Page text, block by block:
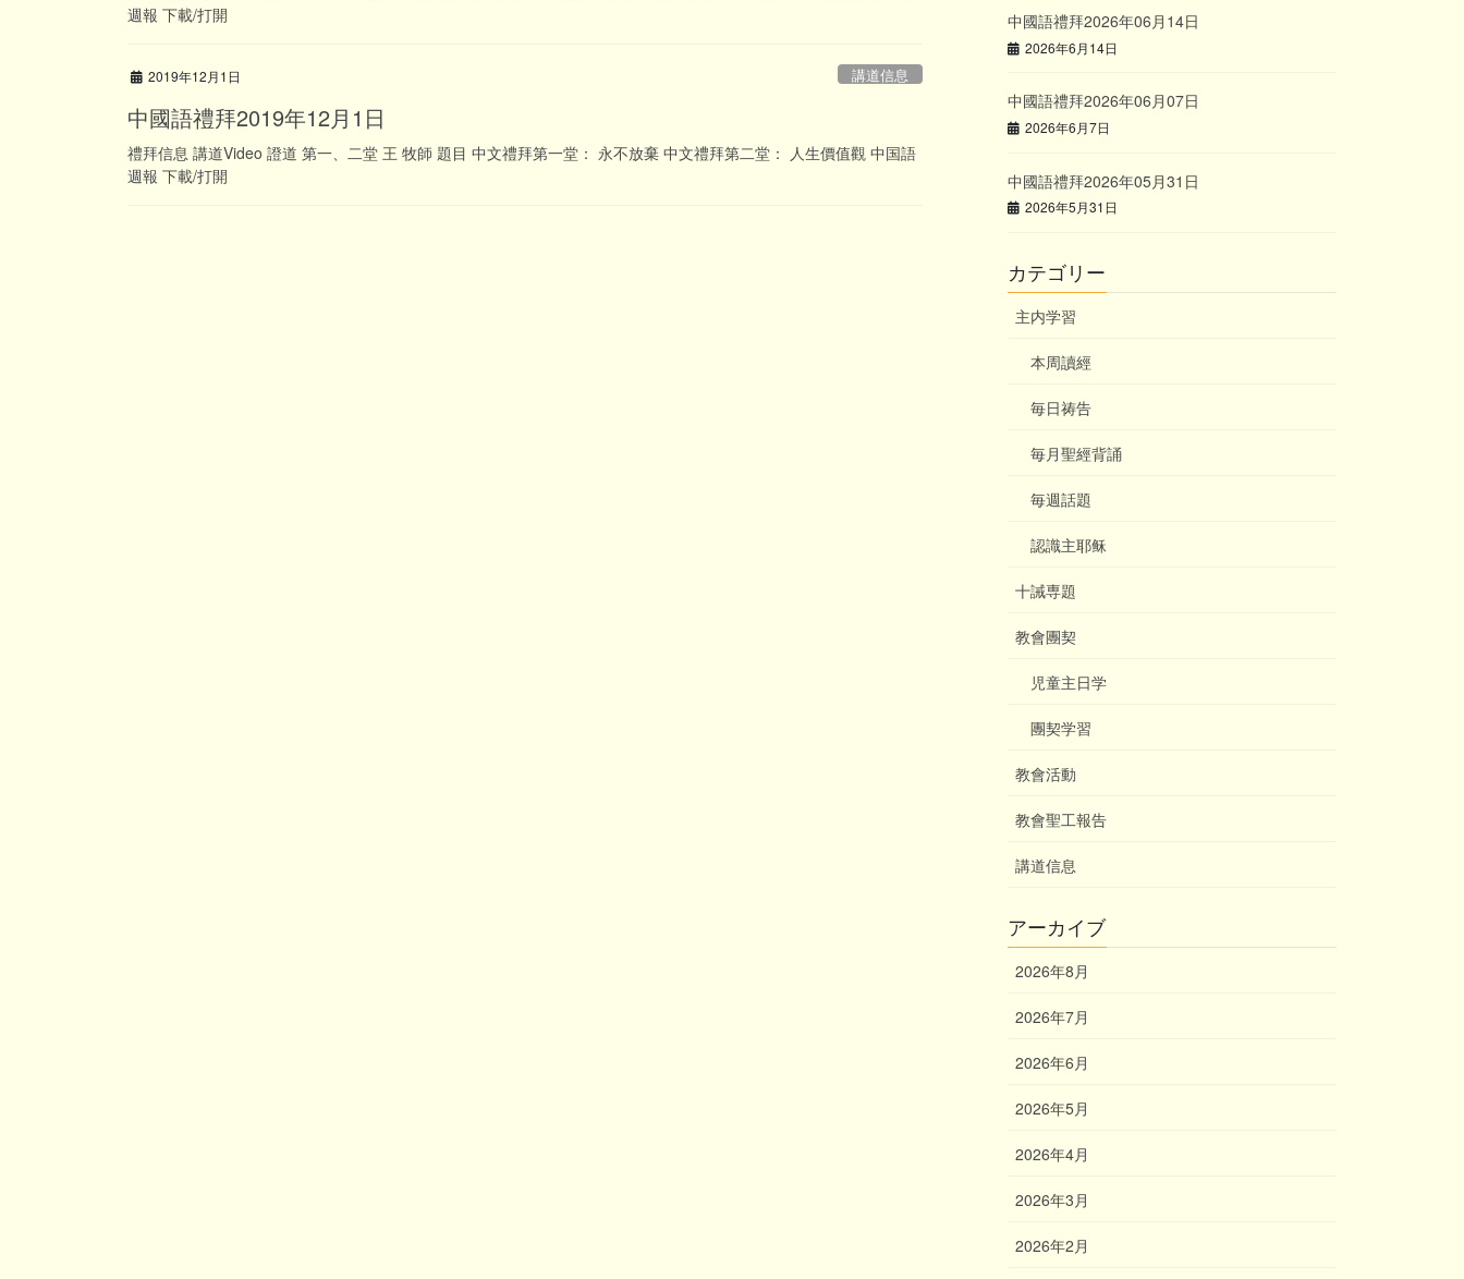
週報 下載/打開
2019年12月1日 講道信息
中國語禮拜2019年12月1日
禮拜信息 講道Video 證道 第一、二堂 王 牧師 題目 中文禮拜第一堂： 永不放棄 中文禮拜第二堂： 人生價值觀 中国語
週報 下載/打開
中國語禮拜2026年06月14日
2026年6月14日
中國語禮拜2026年06月07日
2026年6月7日
中國語禮拜2026年05月31日
2026年5月31日
カテゴリー
主内学習
本周讀經
毎日祷告
毎月聖經背誦
毎週話題
認識主耶稣
十誡専題
教會團契
児童主日学
團契学習
教會活動
教會聖工報告
講道信息
アーカイブ
2026年8月
2026年7月
2026年6月
2026年5月
2026年4月
2026年3月
2026年2月